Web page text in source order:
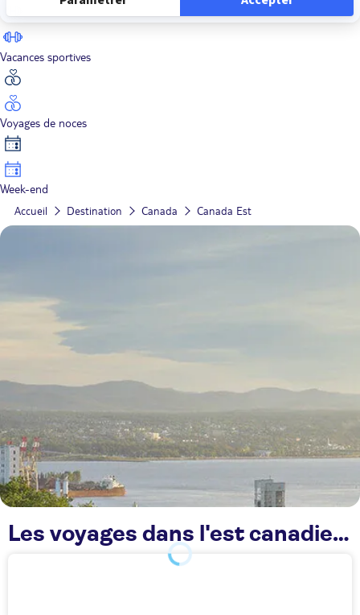
Vacances sportives
Voyages de noces
Week-end
Accueil Destination Canada Canada Est
Les voyages dans l'est canadien TUI